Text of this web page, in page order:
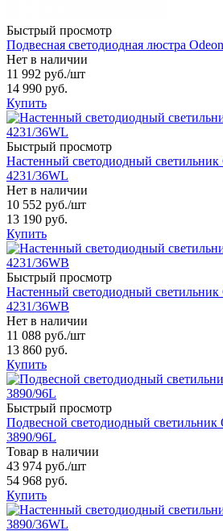
Быстрый просмотр
Подвесная светодиодная люстра
Нет в наличии
11 992 руб./шт
14 990 руб.
Купить
Быстрый просмотр
Настенный светодиодный
4231/36WL
Нет в наличии
10 552 руб./шт
13 190 руб.
Купить
Быстрый просмотр
Настенный светодиодный
4231/36WB
Нет в наличии
11 088 руб./шт
13 860 руб.
Купить
Быстрый просмотр
Подвесной светодиодный светильник
3890/96L
Товар в наличии
43 974 руб./шт
54 968 руб.
Купить